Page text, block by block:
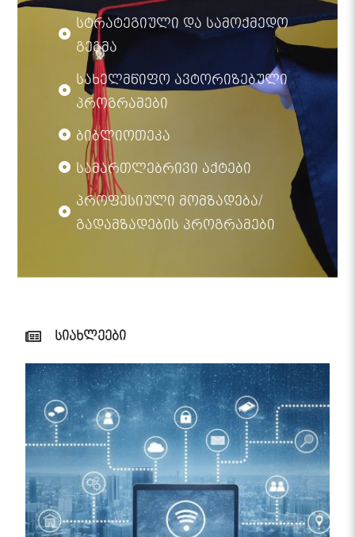
სტრატეგიული და სამოქმედო
გეგმა
სახელმწიფო ავტორიზებული
პროგრამები
ბიბლიოთეკა
სამართლებრივი აქტები
პროფესიული მომზადება/
გადამზადების პროგრამები
სიახლეები